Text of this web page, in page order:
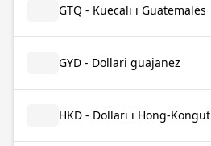
GTQ - Kuecali i Guatemalës
GYD - Dollari guajanez
HKD - Dollari i Hong-Kongut